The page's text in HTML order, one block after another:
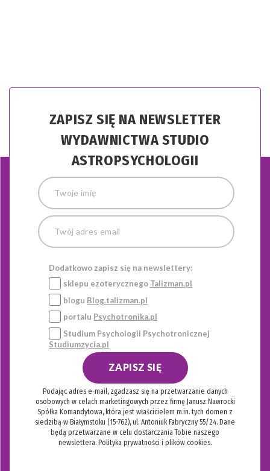
ZAPISZ SIĘ NA NEWSLETTER
WYDAWNICTWA STUDIO
ASTROPSYCHOLOGII
Dodatkowo zapisz się na newslettery:
sklepu ezoterycznego Talizman.pl
blogu Blog.talizman.pl
portalu Psychotronika.pl
Studium Psychologii Psychotronicznej
Studiumzycia.pl
ZAPISZ SIĘ
Podając adres e-mail, zgadzasz się na przetwarzanie danych
osobowych w celach marketingowych przez firmę Janusz Nawrocki
Spółka Komandytowa, która jest właścicielem m.in. tych domen z
siedzibą w Białymstoku (15-762), ul. Antoniuk Fabryczny 55/24. Dane
będą przetwarzane w celu dostarczania Tobie naszego
newslettera. Polityka prywatności i plików cookies.